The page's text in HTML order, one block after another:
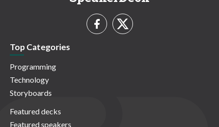
Top Categories
Programming
Technology
Storyboards
Featured decks
Featured speakers